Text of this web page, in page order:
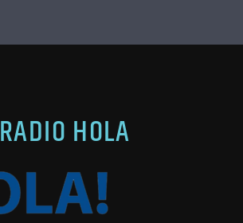
RADIO HOLA